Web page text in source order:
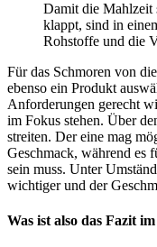
Damit die Mahlzeit
klappt, sind in
Rohstoffe und die
Für das Schmoren von
ebenso ein Produkt
Anforderungen gerecht
im Fokus stehen. Über
streiten. Der eine mag
Geschmack, während es
sein muss. Unter
wichtiger und der
Was ist also das Fazit